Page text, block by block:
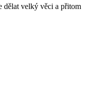
dělat velký věci a přitom